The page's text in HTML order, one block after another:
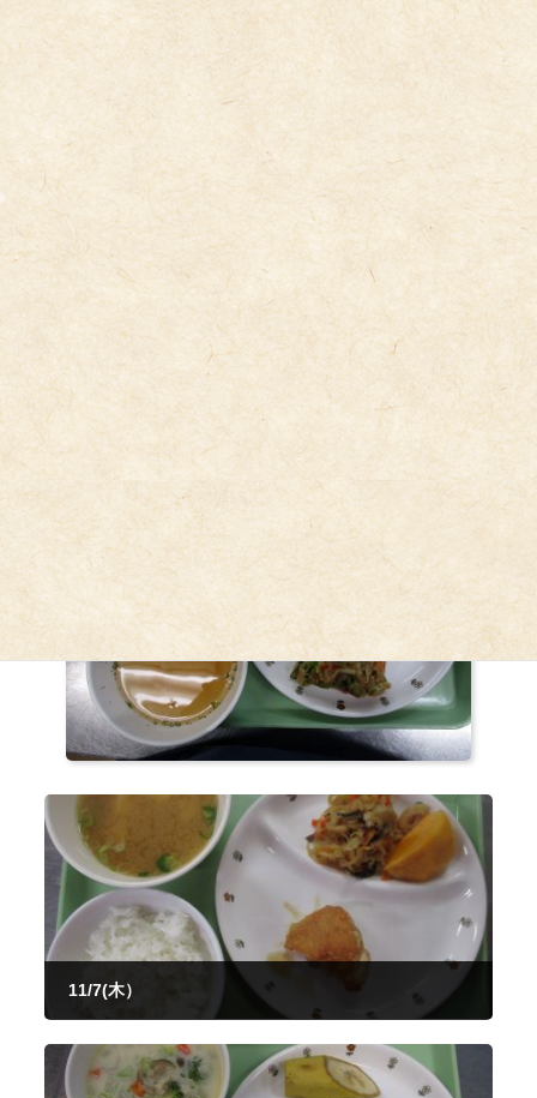
キ
ッ
プ
に
移
動
今日の給食
2024年11月8日
11/8(金）
11/8（金）の給食です。
11/7(木）